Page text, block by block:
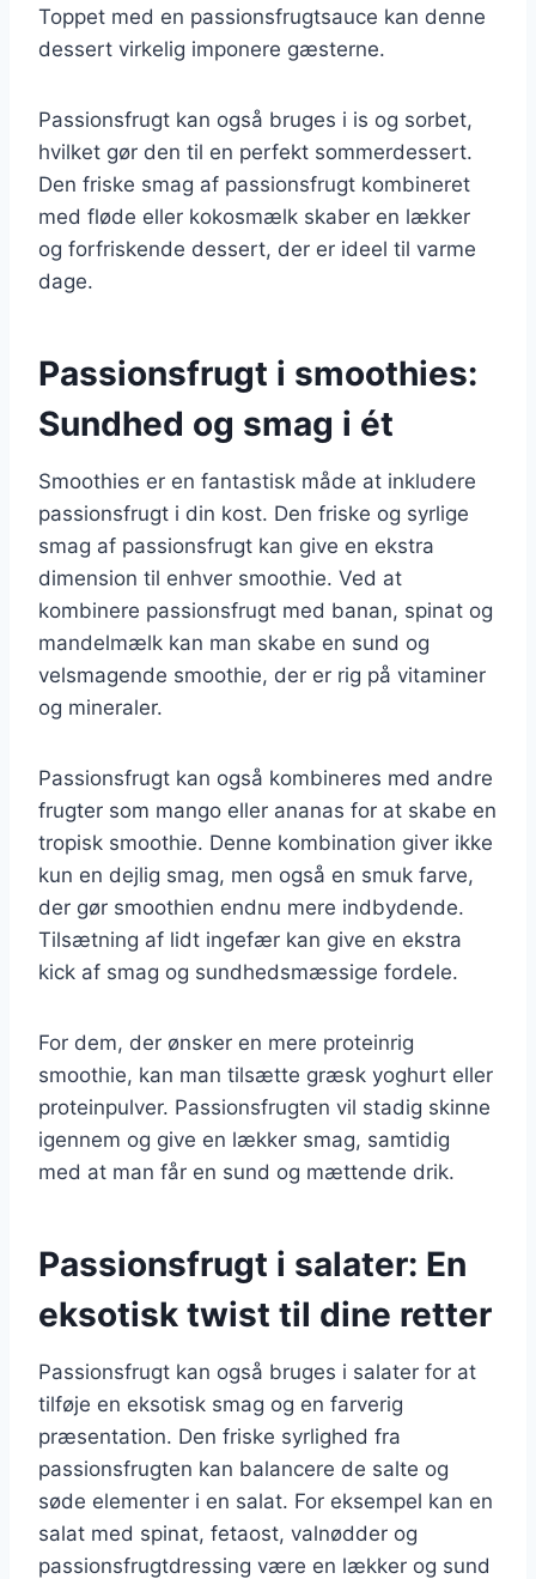
Toppet med en passionsfrugtsauce kan denne
dessert virkelig imponere gæsterne.
Passionsfrugt kan også bruges i is og sorbet,
hvilket gør den til en perfekt sommerdessert.
Den friske smag af passionsfrugt kombineret
med fløde eller kokosmælk skaber en lækker
og forfriskende dessert, der er ideel til varme
dage.
Passionsfrugt i smoothies:
Sundhed og smag i ét
Smoothies er en fantastisk måde at inkludere
passionsfrugt i din kost. Den friske og syrlige
smag af passionsfrugt kan give en ekstra
dimension til enhver smoothie. Ved at
kombinere passionsfrugt med banan, spinat og
mandelmælk kan man skabe en sund og
velsmagende smoothie, der er rig på vitaminer
og mineraler.
Passionsfrugt kan også kombineres med andre
frugter som mango eller ananas for at skabe en
tropisk smoothie. Denne kombination giver ikke
kun en dejlig smag, men også en smuk farve,
der gør smoothien endnu mere indbydende.
Tilsætning af lidt ingefær kan give en ekstra
kick af smag og sundhedsmæssige fordele.
For dem, der ønsker en mere proteinrig
smoothie, kan man tilsætte græsk yoghurt eller
proteinpulver. Passionsfrugten vil stadig skinne
igennem og give en lækker smag, samtidig
med at man får en sund og mættende drik.
Passionsfrugt i salater: En
eksotisk twist til dine retter
Passionsfrugt kan også bruges i salater for at
tilføje en eksotisk smag og en farverig
præsentation. Den friske syrlighed fra
passionsfrugten kan balancere de salte og
søde elementer i en salat. For eksempel kan en
salat med spinat, fetaost, valnødder og
passionsfrugtdressing være en lækker og sund